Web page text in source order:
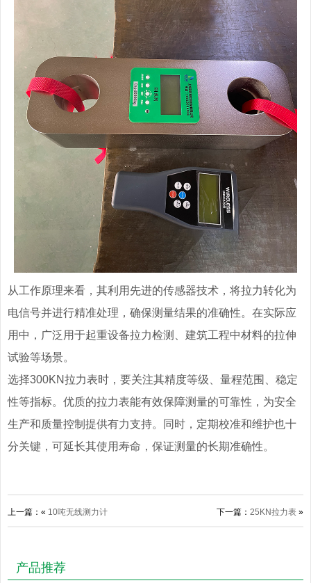
从工作原理来看，其利用先进的传感器技术，将拉力转化为
电信号并进行精准处理，确保测量结果的准确性。在实际应
用中，广泛用于起重设备拉力检测、建筑工程中材料的拉伸
试验等场景。
选择300KN拉力表时，要关注其精度等级、量程范围、稳定
性等指标。优质的拉力表能有效保障测量的可靠性，为安全
生产和质量控制提供有力支持。同时，定期校准和维护也十
分关键，可延长其使用寿命，保证测量的长期准确性。
上一篇：« 10吨无线测力计 下一篇： 25KN拉力表 »
产品推荐